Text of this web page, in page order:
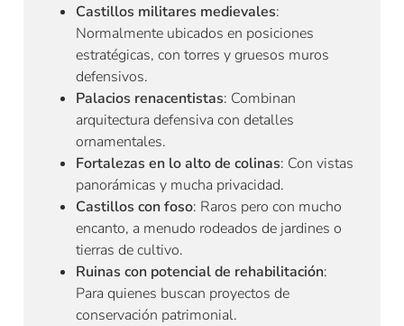
Castillos militares medievales:
Normalmente ubicados en posiciones
estratégicas, con torres y gruesos muros
defensivos.
Palacios renacentistas: Combinan
arquitectura defensiva con detalles
ornamentales.
Fortalezas en lo alto de colinas: Con vistas
panorámicas y mucha privacidad.
Castillos con foso: Raros pero con mucho
encanto, a menudo rodeados de jardines o
tierras de cultivo.
Ruinas con potencial de rehabilitación:
Para quienes buscan proyectos de
conservación patrimonial.